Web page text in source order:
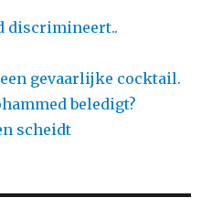
discrimineert..
gevaarlijke cocktail.
beledigt?
scheidt